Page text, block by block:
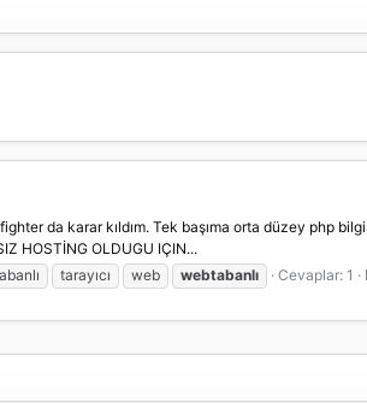
da karar kıldım. Tek başıma orta düzey php
HOSTİNG OLDUGU IÇIN...
tarayıcı web webtabanlı Cevaplar: 1